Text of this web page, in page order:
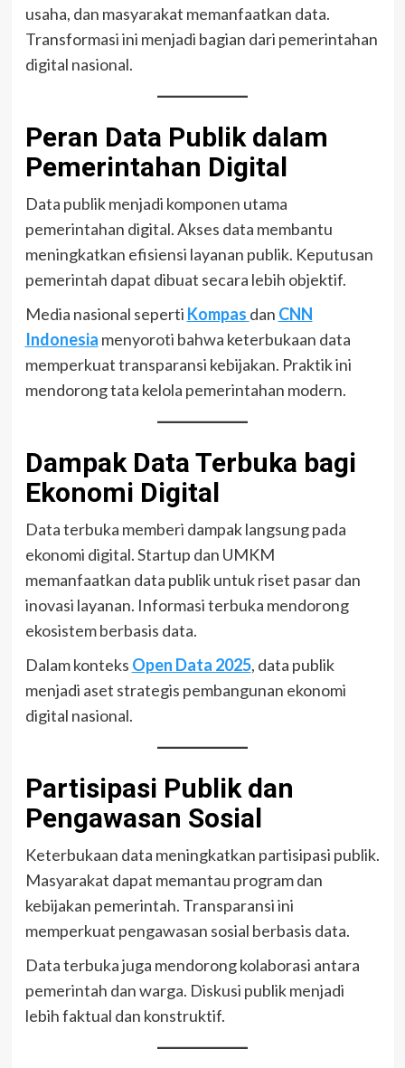
usaha, dan masyarakat memanfaatkan data.
Transformasi ini menjadi bagian dari pemerintahan
digital nasional.
Peran Data Publik dalam
Pemerintahan Digital
Data publik menjadi komponen utama
pemerintahan digital. Akses data membantu
meningkatkan efisiensi layanan publik. Keputusan
pemerintah dapat dibuat secara lebih objektif.
Media nasional seperti Kompas dan CNN
Indonesia menyoroti bahwa keterbukaan data
memperkuat transparansi kebijakan. Praktik ini
mendorong tata kelola pemerintahan modern.
Dampak Data Terbuka bagi
Ekonomi Digital
Data terbuka memberi dampak langsung pada
ekonomi digital. Startup dan UMKM
memanfaatkan data publik untuk riset pasar dan
inovasi layanan. Informasi terbuka mendorong
ekosistem berbasis data.
Dalam konteks Open Data 2025, data publik
menjadi aset strategis pembangunan ekonomi
digital nasional.
Partisipasi Publik dan
Pengawasan Sosial
Keterbukaan data meningkatkan partisipasi publik.
Masyarakat dapat memantau program dan
kebijakan pemerintah. Transparansi ini
memperkuat pengawasan sosial berbasis data.
Data terbuka juga mendorong kolaborasi antara
pemerintah dan warga. Diskusi publik menjadi
lebih faktual dan konstruktif.